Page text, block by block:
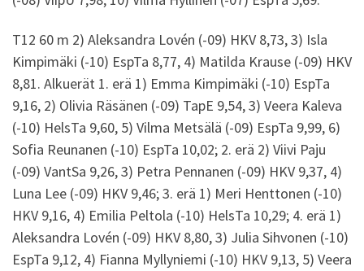
T12 60 m 2) Aleksandra Lovén (-09) HKV 8,73, 3) Isla
Kimpimäki (-10) EspTa 8,77, 4) Matilda Krause (-09) HKV
8,81. Alkuerät 1. erä 1) Emma Kimpimäki (-10) EspTa
9,16, 2) Olivia Räsänen (-09) TapE 9,54, 3) Veera Kaleva
(-10) HelsTa 9,60, 5) Vilma Metsälä (-09) EspTa 9,99, 6)
Sofia Reunanen (-10) EspTa 10,02; 2. erä 2) Viivi Paju
(-09) VantSa 9,26, 3) Petra Pennanen (-09) HKV 9,37, 4)
Luna Lee (-09) HKV 9,46; 3. erä 1) Meri Henttonen (-10)
HKV 9,16, 4) Emilia Peltola (-10) HelsTa 10,29; 4. erä 1)
Aleksandra Lovén (-09) HKV 8,80, 3) Julia Sihvonen (-10)
EspTa 9,12, 4) Fianna Myllyniemi (-10) HKV 9,13, 5) Veera